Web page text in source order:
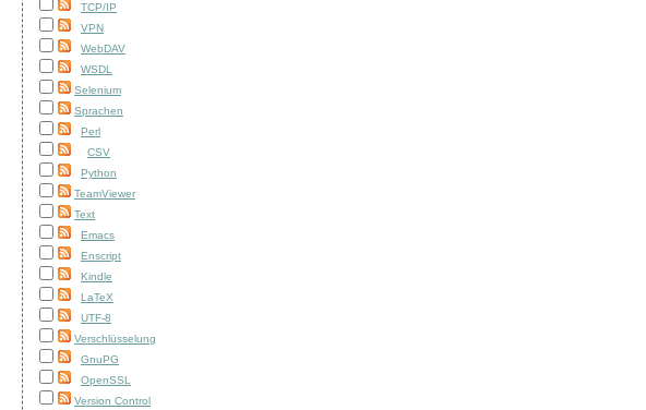
TCP/IP
VPN
WebDAV
WSDL
Selenium
Sprachen
Perl
CSV
Python
TeamViewer
Text
Emacs
Enscript
Kindle
LaTeX
UTF-8
Verschlüsselung
GnuPG
OpenSSL
Version Control